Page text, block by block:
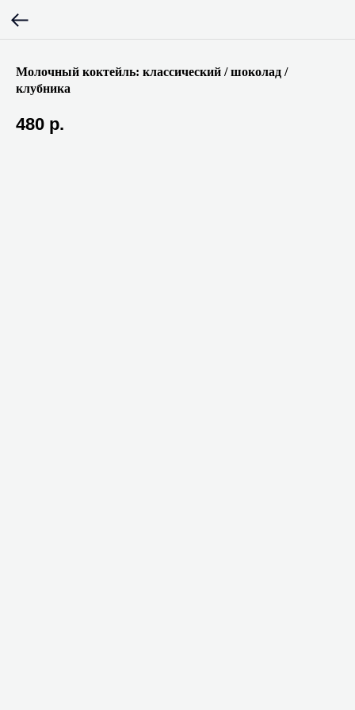
Молочный коктейль: классический / шоколад /
клубника
480 р.